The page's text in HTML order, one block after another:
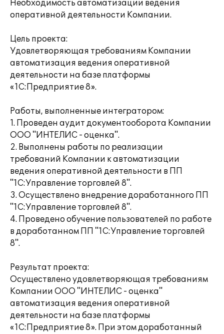
Необходимость автоматизации ведения
оперативной деятельности Компании.
Цель проекта:
Удовлетворяющая требованиям Компании
автоматизация ведения оперативной
деятельности на базе платформы
«1С:Предприятие 8».
Работы, выполненные интегратором:
1. Проведен аудит документооборота Компании
ООО "ИНТЕЛИС - оценка".
2. Выполнены работы по реализации
требований Компании к автоматизации
ведения оперативной деятельности в ПП
"1С:Управление торговлей 8".
3. Осуществлено внедрение доработанного ПП
"1С:Управление торговлей 8".
4. Проведено обучение пользователей по работе
в доработанном ПП "1С:Управление торговлей
8".
Результат проекта:
Осуществлено удовлетворяющая требованиям
Компании ООО "ИНТЕЛИС - оценка"
автоматизация ведения оперативной
деятельности на базе платформы
«1С:Предприятие 8». При этом доработанный